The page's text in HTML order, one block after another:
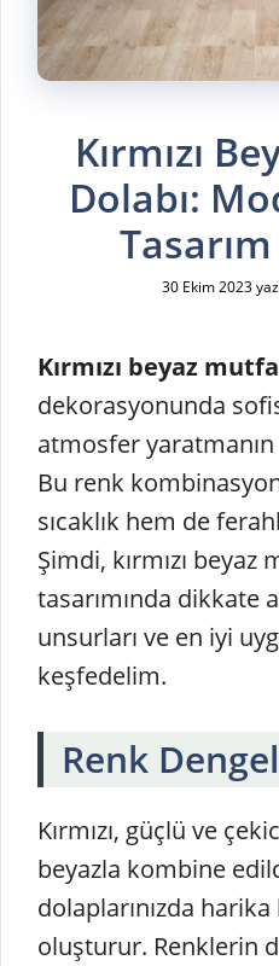
Kırmızı
Dolabı:
30 Ekim 2023
Kırmızı beyaz
dekorasyonunda
atmosfer
Bu renk
sıcaklık hem de
Şimdi, kırmızı beyaz
tasarımında dikkate
unsurları ve en iyi
keşfedelim.
Renk
Kırmızı, güçlü ve
beyazla kombine
dolaplarınızda
oluşturur. Renklerin